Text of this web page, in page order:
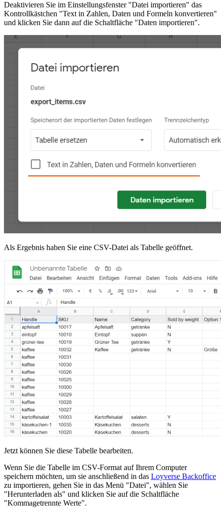
Deaktivieren Sie im Einstellungsfenster "Datei importieren" das
Kontrollkästchen "Text in Zahlen, Daten und Formeln konvertieren"
und klicken Sie dann auf die Schaltfläche "Daten importieren".
Als Ergebnis haben Sie eine CSV-Datei als Tabelle geöffnet.
Jetzt können Sie diese Tabelle bearbeiten.
Wenn Sie die Tabelle im CSV-Format auf Ihrem Computer
speichern möchten, um sie anschließend in das Loyverse Backoffice
zu importieren, gehen Sie in das Menü "Datei", wählen Sie
"Herunterladen als" und klicken Sie auf die Schaltfläche
"Kommagetrennte Werte".